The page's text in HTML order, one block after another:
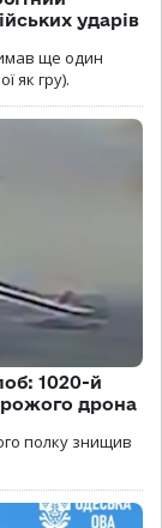
ударів
ще один
як гру).
1020-й
дрона
полку знищив